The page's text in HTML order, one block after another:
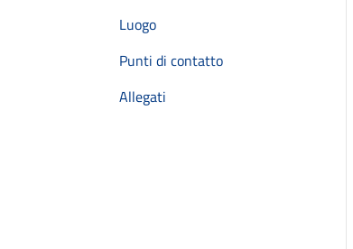
Luogo
Punti di contatto
Allegati